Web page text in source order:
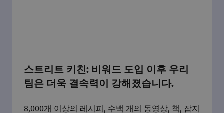
스트리트 키친: 비워드 도입 이후 우리
팀은 더욱 결속력이 강해졌습니다.
8,000개 이상의 레시피, 수백 개의 동영상, 책, 잡지